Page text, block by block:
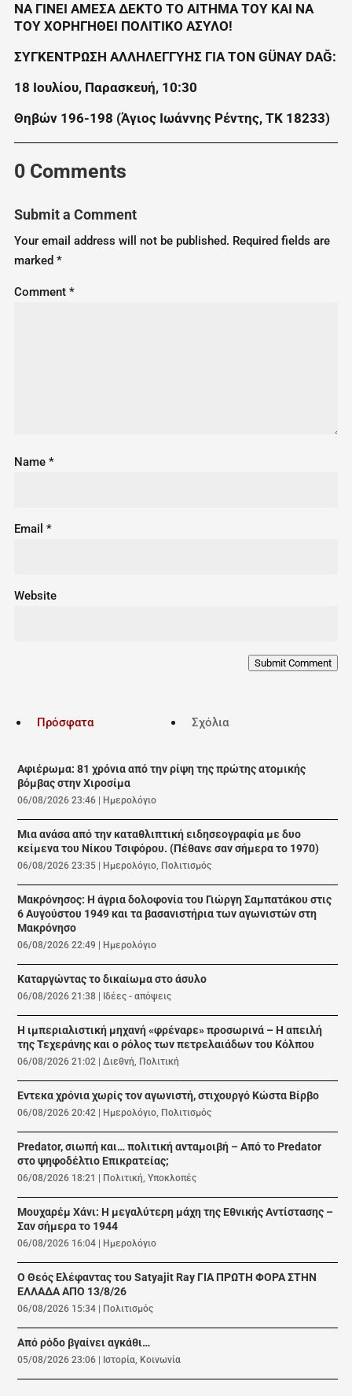
ΝΑ ΓΙΝΕΙ ΑΜΕΣΑ ΔΕΚΤΟ ΤΟ ΑΙΤΗΜΑ ΤΟΥ ΚΑΙ ΝΑ
ΤΟΥ ΧΟΡΗΓΗΘΕΙ ΠΟΛΙΤΙΚΟ ΑΣΥΛΟ!
ΣΥΓΚΕΝΤΡΩΣΗ ΑΛΛΗΛΕΓΓΥΗΣ ΓΙΑ ΤΟΝ GÜNAY DAĞ:
18 Ιουλίου, Παρασκευή, 10:30
Θηβών 196-198 (Άγιος Ιωάννης Ρέντης, ΤΚ 18233)
0 Comments
Submit a Comment
Your email address will not be published. Required fields are
marked *
Comment *
Name *
Email *
Website
Submit Comment
Πρόσφατα Σχόλια
Αφιέρωμα: 81 χρόνια από την ρίψη της πρώτης ατομικής
βόμβας στην Χιροσίμα
06/08/2026 23:46 | Ημερολόγιο
Μια ανάσα από την καταθλιπτική ειδησεογραφία με δυο
κείμενα του Νίκου Τσιφόρου. (Πέθανε σαν σήμερα το 1970)
06/08/2026 23:35 | Ημερολόγιο, Πολιτισμός
Μακρόνησος: Η άγρια δολοφονία του Γιώργη Σαμπατάκου στις
6 Αυγούστου 1949 και τα βασανιστήρια των αγωνιστών στη
Μακρόνησο
06/08/2026 22:49 | Ημερολόγιο
Καταργώντας το δικαίωμα στο άσυλο
06/08/2026 21:38 | Ιδέες - απόψεις
Η ιμπεριαλιστική μηχανή «φρέναρε» προσωρινά – Η απειλή
της Τεχεράνης και ο ρόλος των πετρελαιάδων του Κόλπου
06/08/2026 21:02 |Διεθνή, Πολιτική
Εντεκα χρόνια χωρίς τον αγωνιστή, στιχουργό Κώστα Βίρβο
06/08/2026 20:42 | Ημερολόγιο, Πολιτισμός
Predator, σιωπή και… πολιτική ανταμοιβή – Από το Predator
στο ψηφοδέλτιο Επικρατείας;
06/08/2026 18:21 | Πολιτική,Υποκλοπές
Μουχαρέμ Χάνι: Η μεγαλύτερη μάχη της Εθνικής Αντίστασης –
Σαν σήμερα το 1944
06/08/2026 16:04 | Ημερολόγιο
Ο Θεός Ελέφαντας του Satyajit Ray ΓΙΑ ΠΡΩΤΗ ΦΟΡΑ ΣΤΗΝ
ΕΛΛΑΔΑ ΑΠΟ 13/8/26
06/08/2026 15:34 | Πολιτισμός
Από ρόδο βγαίνει αγκάθι…
05/08/2026 23:06 | Ιστορία, Κοινωνία